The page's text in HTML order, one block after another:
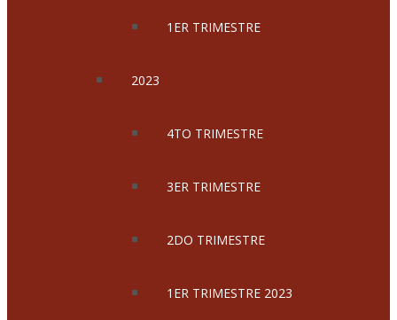
1ER TRIMESTRE
2023
4TO TRIMESTRE
3ER TRIMESTRE
2DO TRIMESTRE
1ER TRIMESTRE 2023